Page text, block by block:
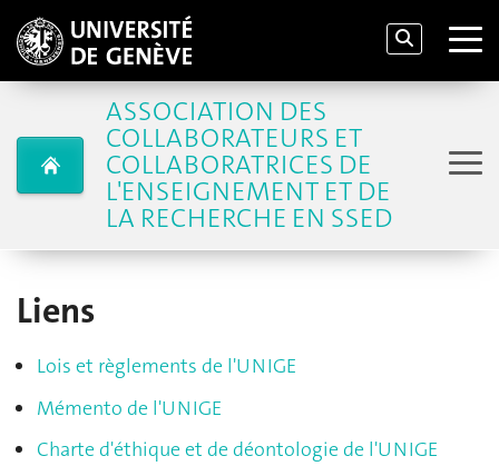
ASSOCIATION DES
COLLABORATEURS ET
COLLABORATRICES DE
L'ENSEIGNEMENT ET DE
LA RECHERCHE EN SSED
Liens
Lois et règlements de l'UNIGE
Mémento de l'UNIGE
Charte d'éthique et de déontologie de l'UNIGE